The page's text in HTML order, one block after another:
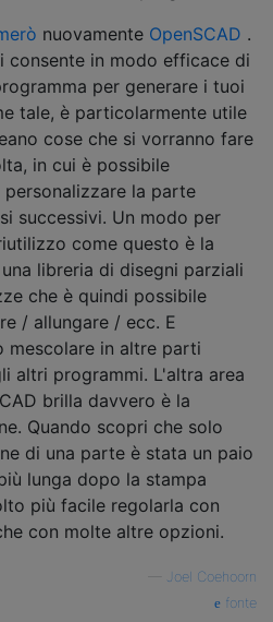
nuovamente OpenSCAD .
consente in modo efficace di
per generare i tuoi
tale, è particolarmente utile
cose che si vorranno fare
in cui è possibile
la parte
successivi. Un modo per
come questo è la
libreria di disegni parziali
che è quindi possibile
/ allungare / ecc. E
mescolare in altre parti
altri programmi. L'altra area
brilla davvero è la
Quando scopri che solo
di una parte è stata un paio
lunga dopo la stampa
più facile regolarla con
con molte altre opzioni.
Joel Coehoorn
fonte